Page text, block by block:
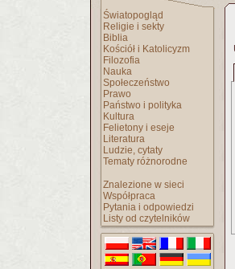
Światopogląd
Religie i sekty
Biblia
Kościół i Katolicyzm
Filozofia
Nauka
Społeczeństwo
Prawo
Państwo i polityka
Kultura
Felietony i eseje
Literatura
Ludzie, cytaty
Tematy różnorodne
Znalezione w sieci
Współpraca
Pytania i odpowiedzi
Listy od czytelników